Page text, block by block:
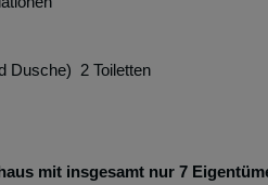
(bis zur Türstockhöhe)
Dusche) 2 Toiletten